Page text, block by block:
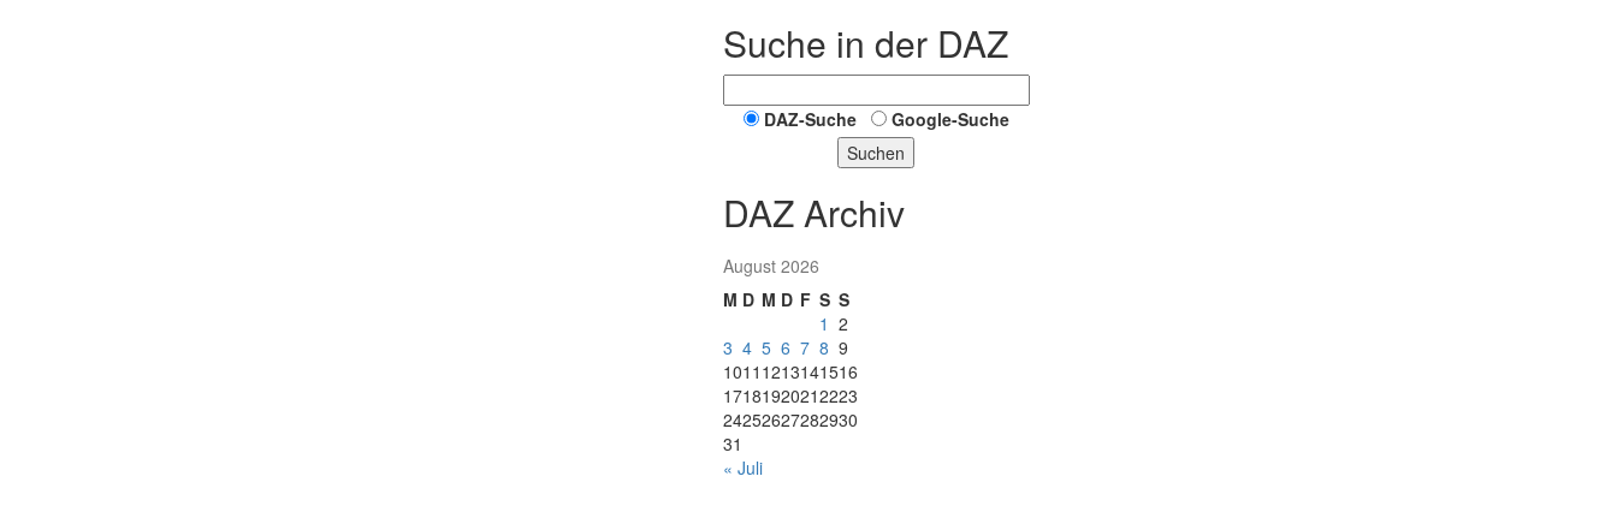
Suche in der DAZ
DAZ-Suche
Google-Suche
Suchen
DAZ Archiv
August 2026
M D M D F S S
1 2
3 4 5 6 7 8 9
1011 1213141516
17181920212223
24252627282930
31
« Juli